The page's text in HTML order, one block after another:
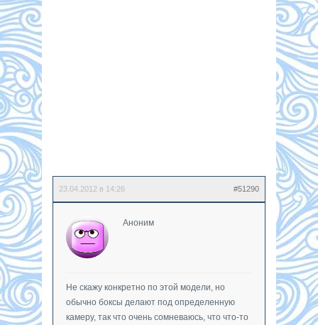
23.04.2012 в 14:26 #51290
Аноним
Не скажу конкретно по этой модели, но
обычно боксы делают под определенную
камеру, так что очень сомневаюсь, что что-то